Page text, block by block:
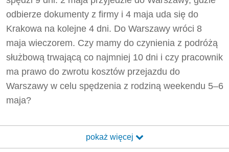
odbierze dokumenty z firmy i 4 maja uda się do
Krakowa na kolejne 4 dni. Do Warszawy wróci 8
maja wieczorem. Czy mamy do czynienia z podróżą
służbową trwającą co najmniej 10 dni i czy pracownik
ma prawo do zwrotu kosztów przejazdu do
Warszawy w celu spędzenia z rodziną weekendu 5–6
maja?
pokaż więcej